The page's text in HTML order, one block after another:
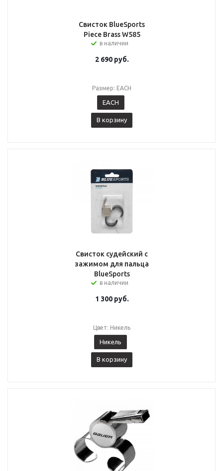
Свисток BlueSports
Piece Brass W585
в наличии
2 690руб.
Размер: EACH
EACH
В корзину
Свисток судейский с
зажимом для пальца
BlueSports
в наличии
1 300руб.
Цвет: Никель
Никель
В корзину